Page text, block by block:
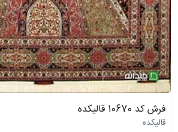
فرش کد 10670 قالیکده
قالیکده